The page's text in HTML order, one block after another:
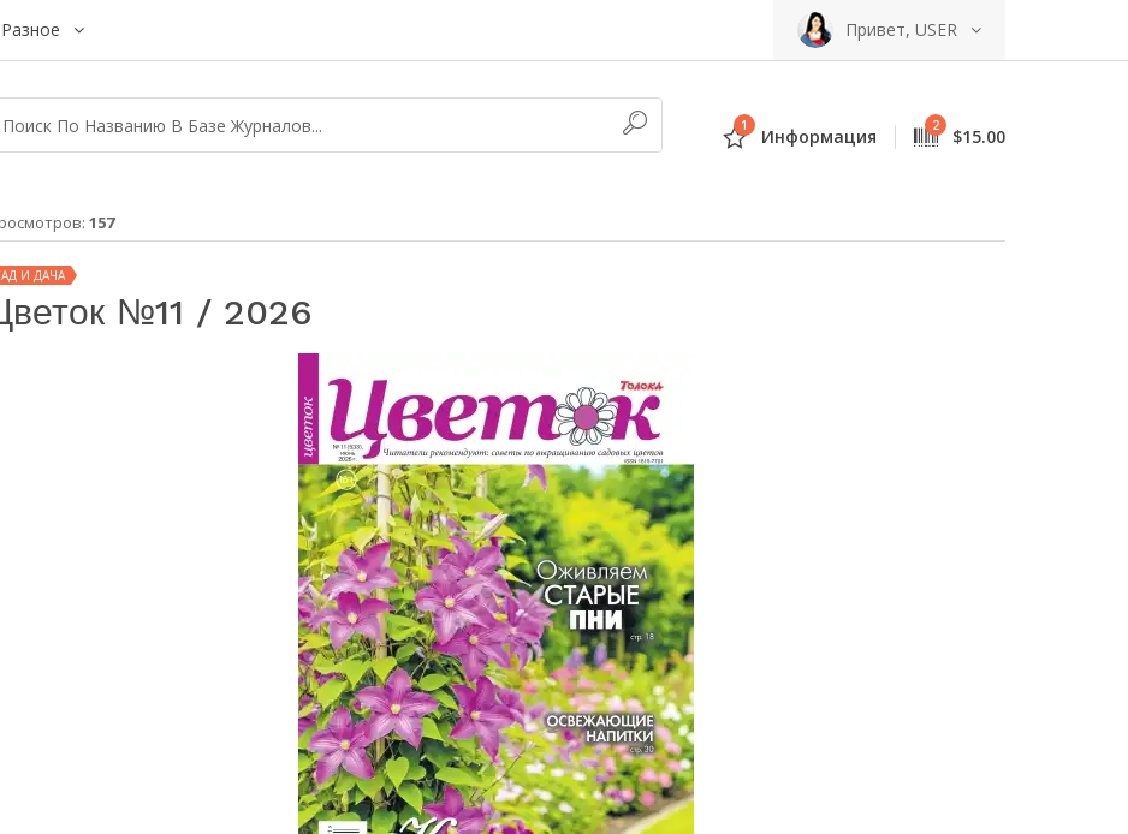
Разное Привет, USER
1 Информация 2 $15.00
157
И ДАЧА
№11 / 2026